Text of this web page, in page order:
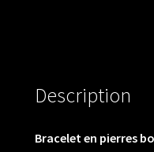
Description
Bracelet en pierres